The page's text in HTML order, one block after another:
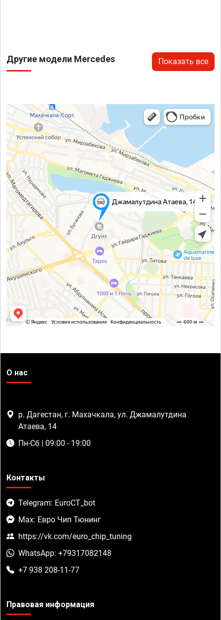
Другие модели Mercedes Показать все
О нас
р. Дагестан, г. Махачкала, ул. Джамалутдина
Атаева, 14
Пн-Сб | 09:00 - 19:00
Контакты
Telegram: EuroCT_bot
Max: Евро Чип Тюнинг
https://vk.com/euro_chip_tuning
WhatsApp: +79317082148
+7 938 208-11-77
Правовая информация